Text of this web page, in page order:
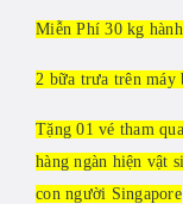
Miễn Phí 30 kg
2 bữa trưa trên máy
Tặng 01 vé tham
hàng ngàn hiện vật
con người Singapore